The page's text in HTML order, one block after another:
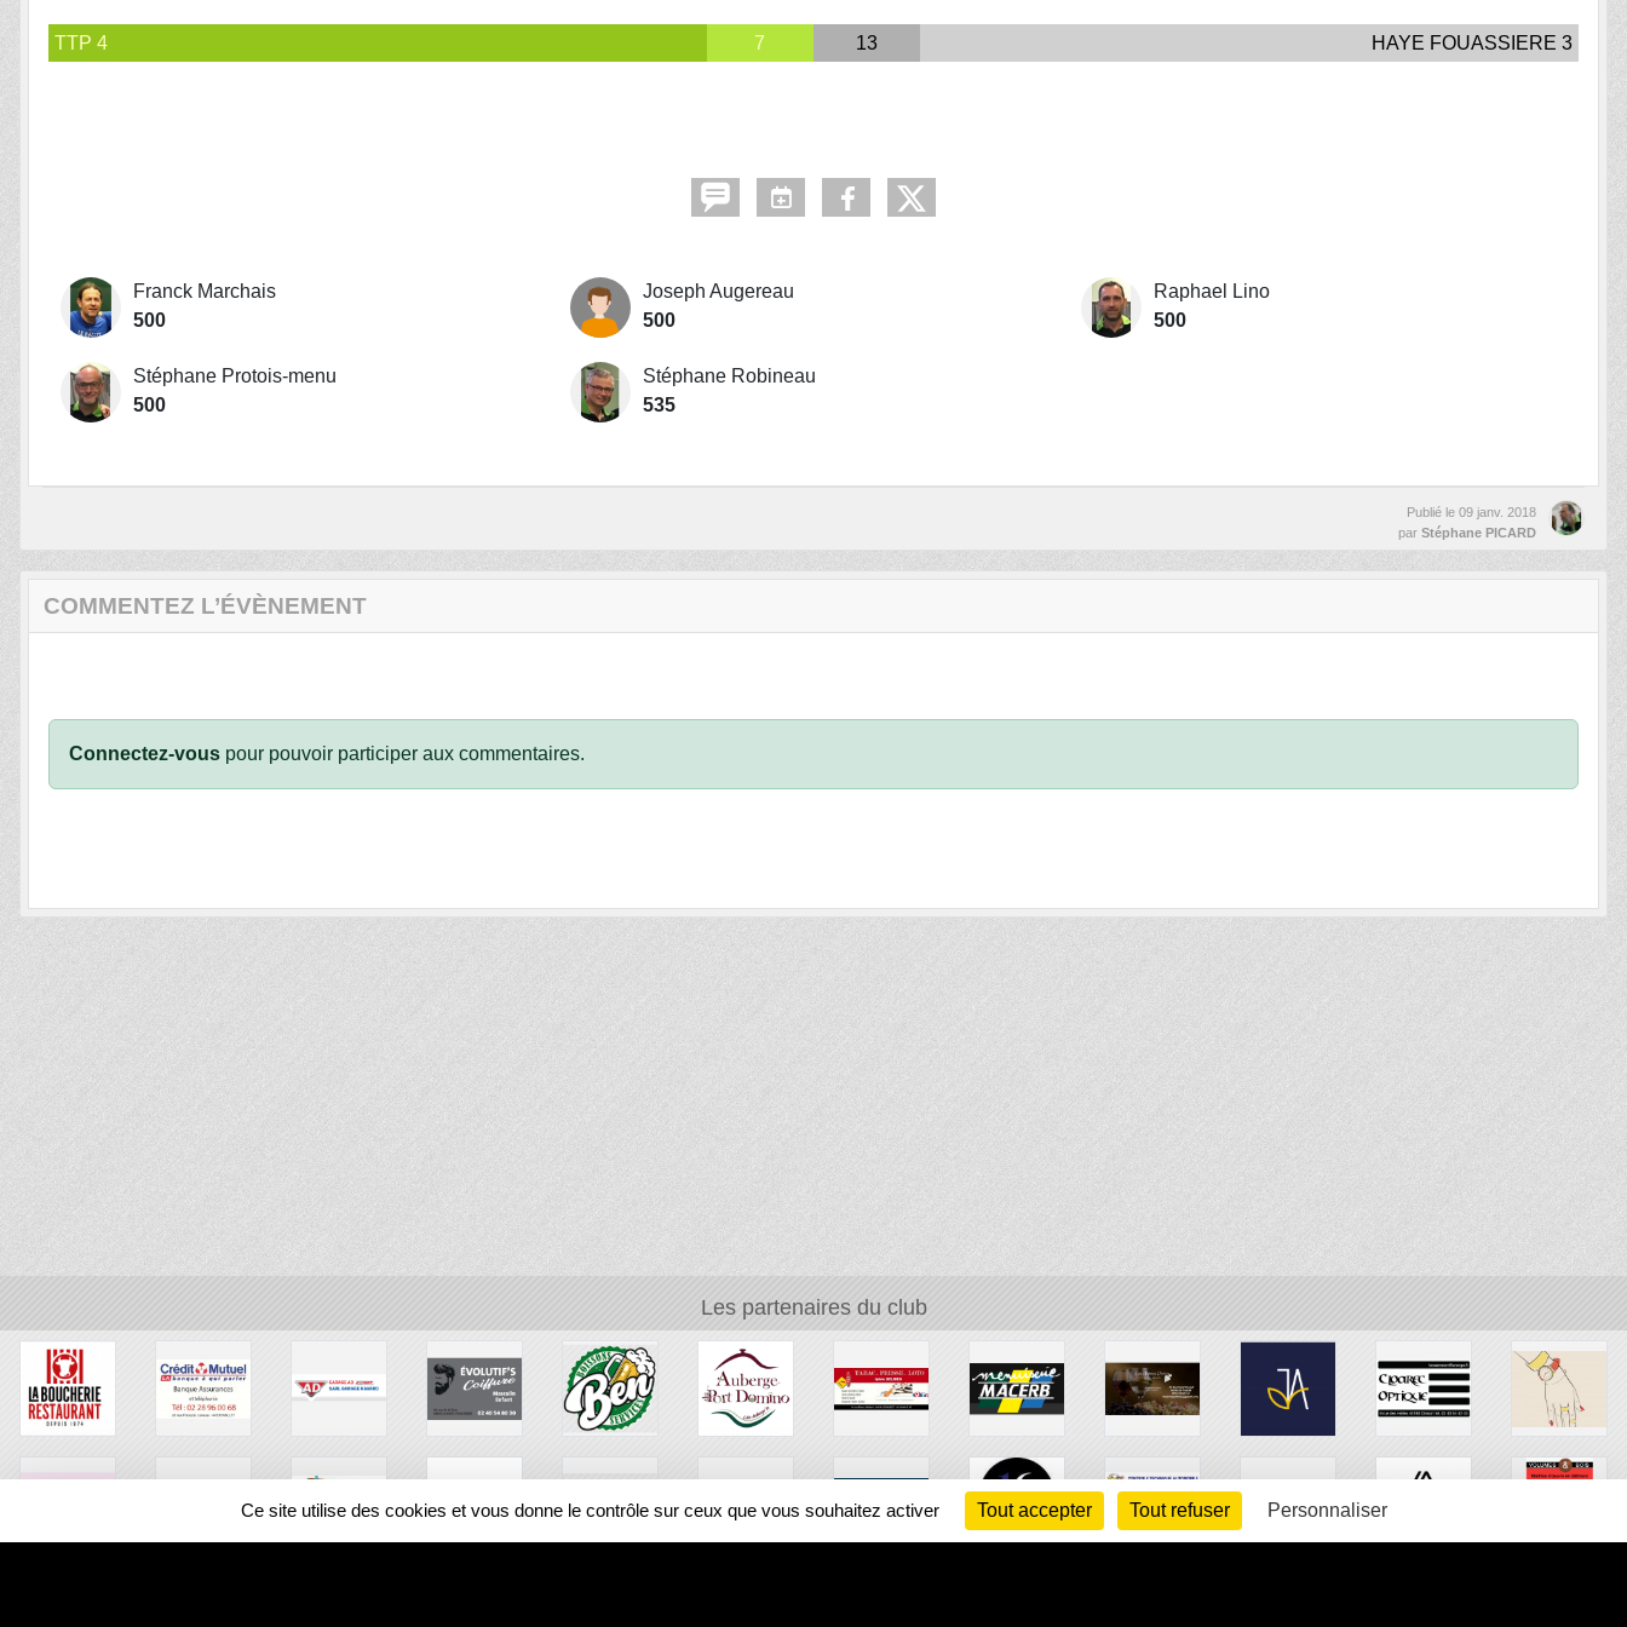
TTP 4 7 13 HAYE FOUASSIERE 3
Franck Marchais
500
Joseph Augereau
500
Raphael Lino
500
Stéphane Protois-menu
500
Stéphane Robineau
535
Publié le 09 janv. 2018
par Stéphane PICARD
COMMENTEZ L’ÉVÈNEMENT
Connectez-vous pour pouvoir participer aux commentaires.
Les partenaires du club
Ce site utilise des cookies et vous donne le contrôle sur ceux que vous souhaitez activer Tout accepter Tout refuser Personnaliser